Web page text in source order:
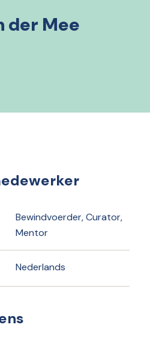
der Mee
Bewindvoerder, Curator,
Mentor
Nederlands